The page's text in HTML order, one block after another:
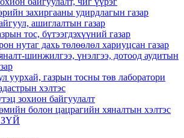
захиргааны удирдлагын газар
ашиглалтын газар
тос, бүтээгдэхүүний газар
нутаг дахь төлөөлөл хариуцсан газар
шинжилгээ, үнэлгээ, дотоод аудитын
уурхай, газрын тосны төв лаборатори
хэлтэс
зохион байгуулалт
болон цацрагийн хяналтын хэлтэс